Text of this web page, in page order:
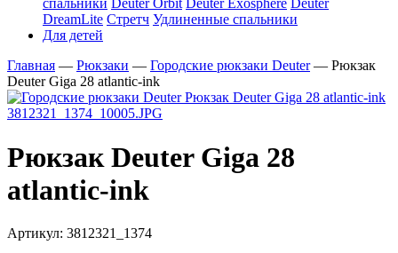
спальники Deuter Orbit Deuter Exosphere
Deuter
DreamLite Стретч Удлиненные спальники
Для детей
Главная — Рюкзаки — Городские рюкзаки Deuter— Рюкзак
Deuter Giga 28 atlantic-ink
Рюкзак Deuter Giga 28
atlantic-ink
Артикул: 3812321_1374